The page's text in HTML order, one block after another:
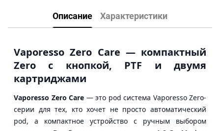
Описание Характеристики
Vaporesso Zero Care — компактный
Zero с кнопкой, PTF и двумя
картриджами
Vaporesso Zero Care — это pod система Vaporesso Zero-
серии для тех, кто хочет не просто автоматический
pod, а компактное устройство с ручным выбором